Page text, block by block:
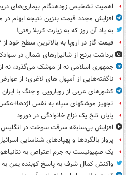
اهمیت تشخیص زودهنگام بیماری‌های
افزایش مجدد قیمت بنزین نتیجه ابهام در
به یاد آن روز که به زیارت کربلا رفتی!
قیمت گاز در اروپا به بالاترین سطح خود از ۲۰۲۳ رسید
برداشت برنج از شالیزارهای شمال در
جمهوری اسلامی نه از موشک می‌گذرد، نه
ناگفته‌هایی از آمپول های لاغری؛ از عوارض
کشورهای عربی از رویارویی و جنگ با
تجهیز موشکهای سپاه به نفس
پایان تلخ یک نزاع خانوادگی در دورود
افزایش بی‌سابقه سرقت سوخت در انگلیس
پرواز بالگردها و پهپادهای شناسایی
یک صهیونیست به جرم اعتراض به
واکنش کمال شرف به پاسخ کوبنده یمن